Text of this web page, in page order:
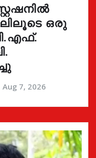
ഒരു
Aug 7, 2026